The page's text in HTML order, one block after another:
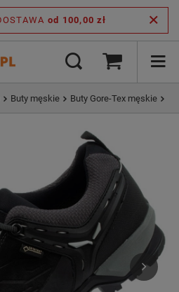
od 100,00 zł
Buty męskie Buty Gore-Tex męskie